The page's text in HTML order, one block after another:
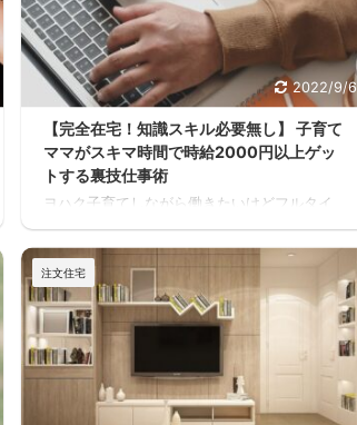
2022/9/6
【完全在宅！知識スキル必要無し】 子育て
ママがスキマ時間で時給2000円以上ゲッ
トする裏技仕事術
ヨハク子育てしながら働きたいけどフルタイ
を建てる方には多いと思うんだよね。 住宅ロ
ーンが始まると支出が増えるし、老後の為に
も共働きの家庭が増えるよね・・・スキマ ヨ
ハク普通はパートに出たりして時給1,000円前
後の仕事を1日6時間位頑張って働いて、何と
か月10万位は稼げるかもしれないけど 肉体
的・精神的に疲労して夫婦喧嘩が増えたり、
子供や家族と接する時間が減ってしまったら
悲しいよね。何の為に働いてるんだろうっ
注文住宅